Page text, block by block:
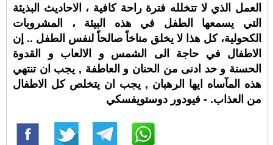
العمل الذي لا تتخلله فترة راحة كافية ، الاحاديث البذيئة
التي يسمعها الطفل في هذه البيئة ، المشروبات
الكحولية، كل هذا لا يخلق مناخاً صالحاً لنفس الطفل .. إن
الاطفال في حاجة الى الشمس و الالعاب و القدوة
الحسنة و حد ادنى من الحنان و العاطفة , يجب ان تنتهي
هذه المآساه ايها الرهبان , يجب ان يتخلص كل الاطفال
من العذاب. - فيودور دوستويفسكي